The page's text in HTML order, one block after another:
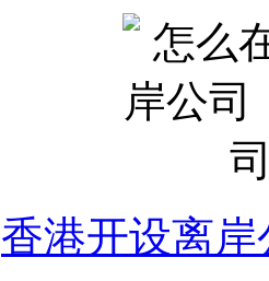
香港开设离岸